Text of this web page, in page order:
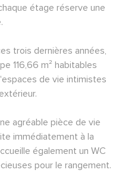
étage réserve une
trois dernières années,
116,66 m² habitables
de vie intimistes
agréable pièce de vie
immédiatement à la
également un WC
pour le rangement.